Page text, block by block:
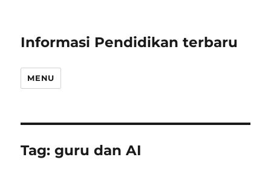
Informasi Pendidikan terbaru
MENU
Tag:guru dan AI